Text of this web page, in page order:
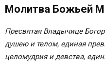
Молитвы о детях
Молитва Божьей Матери
Молитва Божьей Матери
Молитва Божьей
Пресвятая Владычице
душею и телом, единая
целомудрия и девства,